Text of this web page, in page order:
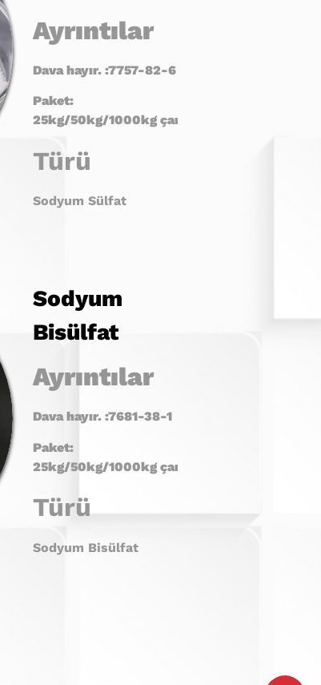
Ayrıntılar
Dava hayır. :7757-82-6
Paket:
25kg/50kg/1000kg çanta
Türü
Sodyum Sülfat
Sodyum
Bisülfat
Ayrıntılar
Dava hayır. :7681-38-1
Paket:
25kg/50kg/1000kg çanta
Türü
Sodyum Bisülfat